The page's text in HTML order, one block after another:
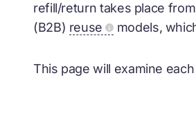
refill/return takes place
(B2B) reuse models,
This page will examine